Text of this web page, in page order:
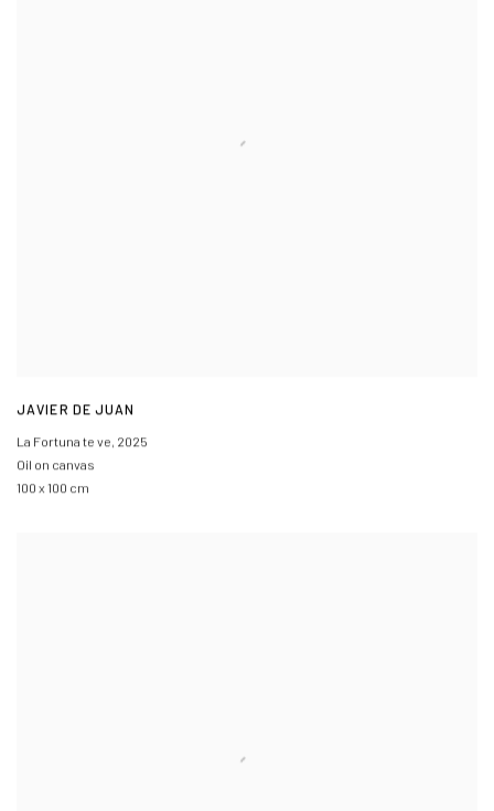
JAVIER DE JUAN
La Fortuna te ve, 2025
Oil on canvas
100 x 100 cm